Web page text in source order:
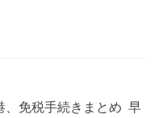
、免税手続きまとめ 早